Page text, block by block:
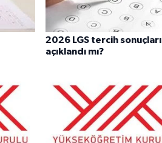
2026 LGS tercih sonuçları
açıklandı mı?